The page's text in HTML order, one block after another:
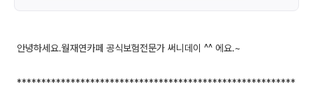
안녕하세요.월재연카페 공식보험전문가 써니데이 ^^ 에요.~
*********************************************************